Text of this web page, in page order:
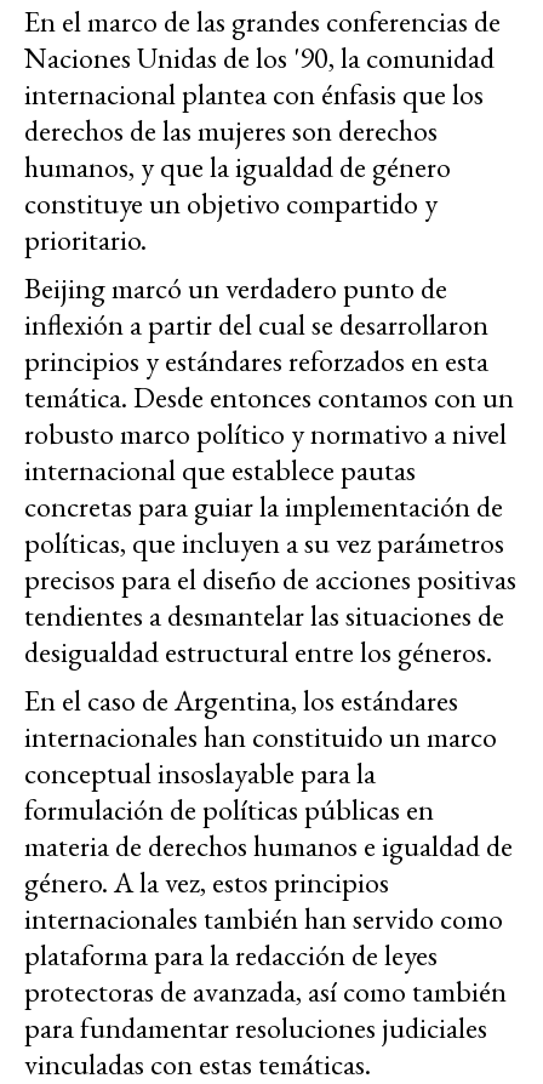
En el marco de las grandes conferencias de
Naciones Unidas de los '90, la comunidad
internacional plantea con énfasis que los
derechos de las mujeres son derechos
humanos, y que la igualdad de género
constituye un objetivo compartido y
prioritario.
Beijing marcó un verdadero punto de
inflexión a partir del cual se desarrollaron
principios y estándares reforzados en esta
temática. Desde entonces contamos con un
robusto marco político y normativo a nivel
internacional que establece pautas
concretas para guiar la implementación de
políticas, que incluyen a su vez parámetros
precisos para el diseño de acciones positivas
tendientes a desmantelar las situaciones de
desigualdad estructural entre los géneros.
En el caso de Argentina, los estándares
internacionales han constituido un marco
conceptual insoslayable para la
formulación de políticas públicas en
materia de derechos humanos e igualdad de
género. A la vez, estos principios
internacionales también han servido como
plataforma para la redacción de leyes
protectoras de avanzada, así como también
para fundamentar resoluciones judiciales
vinculadas con estas temáticas.